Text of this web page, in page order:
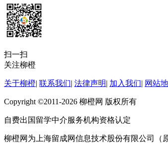
扫一扫
关注柳橙
关于柳橙| 联系我们| 法律声明| 加入我们| 网站
Copyright ©2011-2026 柳橙网 版权所有
自费出国留学中介服务机构资格认定
柳橙网为上海留成网信息技术股份有限公司（